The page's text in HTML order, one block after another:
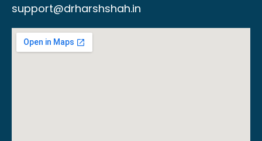
support@drharshshah.in